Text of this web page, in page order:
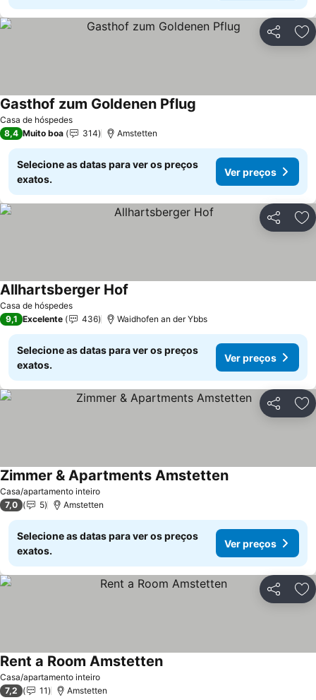
Partilhar
Casa de hóspedes
Gasthof zum Goldenen Pflug
8,4 Muito boa 314 Amstetten
Selecione as datas para ver os preços
exatos.
Ver preços
Partilhar
Casa de hóspedes
Allhartsberger Hof
9,1 Excelente 436 Waidhofen an der Ybbs
Selecione as datas para ver os preços
exatos.
Ver preços
Partilhar
Casa/apartamento inteiro
Zimmer & Apartments Amstetten
7,0 5 Amstetten
Selecione as datas para ver os preços
exatos.
Ver preços
Partilhar
Casa/apartamento inteiro
Rent a Room Amstetten
7,2 11 Amstetten